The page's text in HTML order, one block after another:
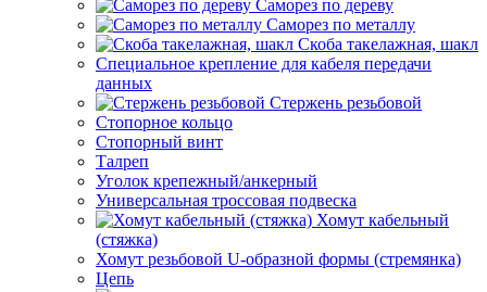
Саморез по дереву
Саморез по металлу
Скоба такелажная, шакл
Специальное крепление для кабеля передачи
данных
Стержень резьбовой
Стопорное кольцо
Стопорный винт
Талреп
Уголок крепежный/анкерный
Универсальная троссовая подвеска
Хомут кабельный
(стяжка)
Хомут резьбовой U-образной формы (стремянка)
Цепь